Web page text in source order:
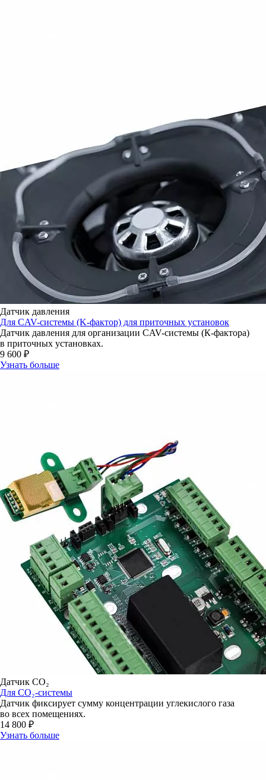
Датчик давления
Для CAV-системы (K-фактор) для приточных установок
Датчик давления для организации CAV-системы (К-фактора)
в приточных установках.
9 600 ₽
Узнать больше
Датчик СО₂
Для СО₂-системы
Датчик фиксирует сумму концентрации углекислого газа
во всех помещениях.
14 800 ₽
Узнать больше